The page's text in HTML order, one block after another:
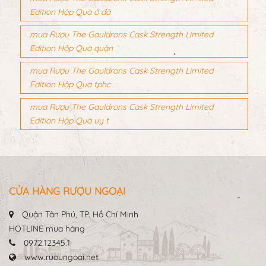
Edition Hộp Quà ở đâ
mua Rượu The Gauldrons Cask Strength Limited
Edition Hộp Quà quận
mua Rượu The Gauldrons Cask Strength Limited
Edition Hộp Quà tphc
mua Rượu The Gauldrons Cask Strength Limited
Edition Hộp Quà uy t
CỬA HÀNG RƯỢU NGOẠI
Quận Tân Phú, TP. Hồ Chí Minh
HOTLINE mua hàng
0972.12345.1
www.ruoungoai.net